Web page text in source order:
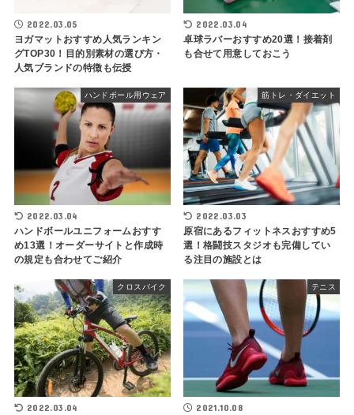
2022.03.05
ヨガマットおすすめ人気ランキン
グTOP30！目的別素材の選び方・
人気ブランドの特徴も伝授
2022.03.04
卓球ラバーおすすめ20選！接着剤
も合せて用意しておこう
ハンドボール用ウェア
2022.03.04
ハンドボールユニフォームおすす
め13選！オーダーサイトと作成時
の規定も合わせてご紹介
筋トレ・ダイエット
2022.03.03
原宿にあるフィットネスおすすめ5
選！格闘技スタジオも完備してい
る注目の施設とは
クロスバイク
2022.03.04
テニス
2021.10.08